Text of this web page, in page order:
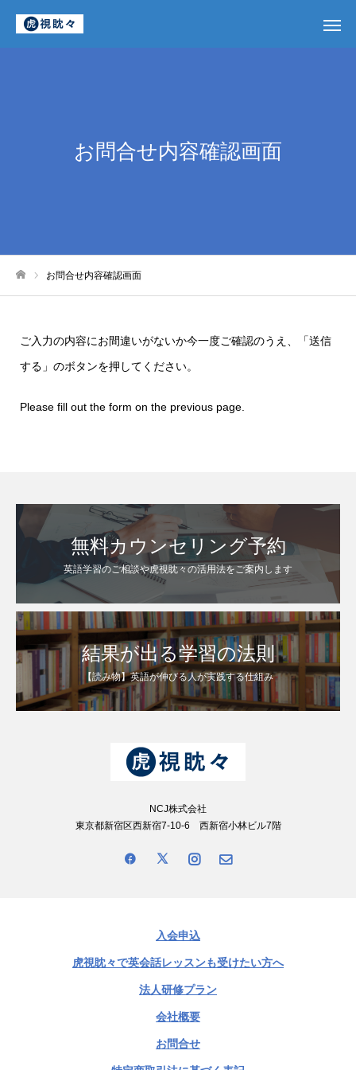
お問合せ内容確認画面
お問合せ内容確認画面
ご入力の内容にお間違いがないか今一度ご確認のうえ、「送信
する」のボタンを押してください。
Please fill out the form on the previous page.
無料カウンセリング予約
英語学習のご相談や虎視眈々の活用法をご案内します
結果が出る学習の法則
【読み物】英語が伸びる人が実践する仕組み
NCJ株式会社
東京都新宿区西新宿7-10-6 西新宿小林ビル7階
入会申込
虎視眈々で英会話レッスンも受けたい方へ
法人研修プラン
会社概要
お問合せ